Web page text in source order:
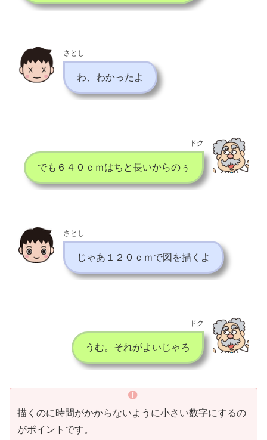
さとし
わ、わかったよ
ドク
でも６４０ｃｍはちと長いからのぅ
さとし
じゃあ１２０ｃｍで図を描くよ
ドク
うむ。それがよいじゃろ
描くのに時間がかからないように小さい数字にするの
がポイントです。